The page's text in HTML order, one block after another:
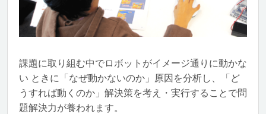
課題に取り組む中でロボットがイメージ通りに動かな
い ときに「なぜ動かないのか」原因を分析し、「ど
うすれば動くのか」解決策を考え・実行することで問
題解決力が養われます。